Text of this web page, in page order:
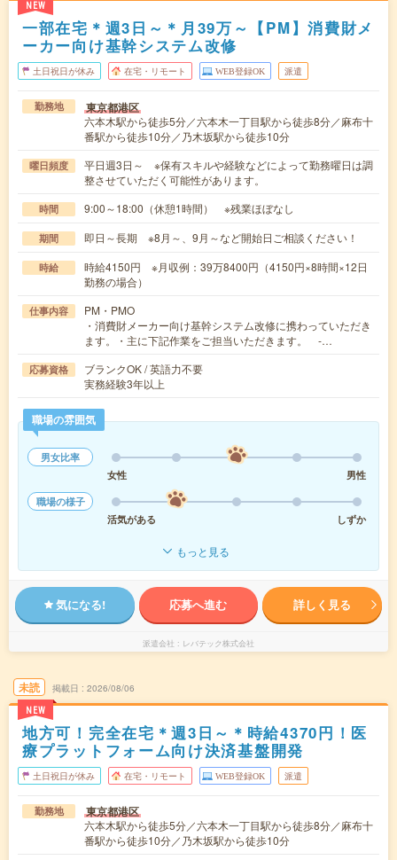
NEW
一部在宅＊週3日～＊月39万～【PM】消費財メ
ーカー向け基幹システム改修
土日祝日が休み 在宅・リモート WEB登録OK 派遣
勤務地 東京都港区
六本木駅から徒歩5分／六本木一丁目駅から徒歩8分／麻布十
番駅から徒歩10分／乃木坂駅から徒歩10分
曜日頻度
平日週3日～ ※保有スキルや経験などによって勤務曜日は調
整させていただく可能性があります。
時間 9:00～18:00（休憩1時間） ※残業ほぼなし
期間 即日～長期 ※8月～、9月～など開始日ご相談ください！
時給
時給4150円 ※月収例：39万8400円（4150円×8時間×12日
勤務の場合）
仕事内容
PM・PMO
・消費財メーカー向け基幹システム改修に携わっていただき
ます。・主に下記作業をご担当いただきます。 -…
応募資格
ブランクOK / 英語力不要
実務経験3年以上
職場の雰囲気
男女比率
女性
男性
職場の様子
活気がある
しずか
もっと見る
気になる! 応募へ進む 詳しく見る
派遣会社 レバテック株式会社
未読
NEW
掲載日 2026/08/06
地方可！完全在宅＊週3日～＊時給4370円！医
療プラットフォーム向け決済基盤開発
土日祝日が休み 在宅・リモート WEB登録OK 派遣
勤務地 東京都港区
六本木駅から徒歩5分／六本木一丁目駅から徒歩8分／麻布十
番駅から徒歩10分／乃木坂駅から徒歩10分